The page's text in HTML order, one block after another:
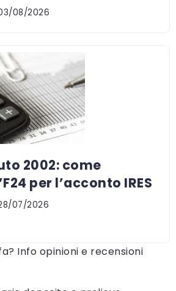
08/2026
2002: come
per l’acconto IRES
07/2026
Info opinioni e recensioni